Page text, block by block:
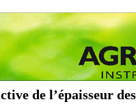
de l’épaisseur